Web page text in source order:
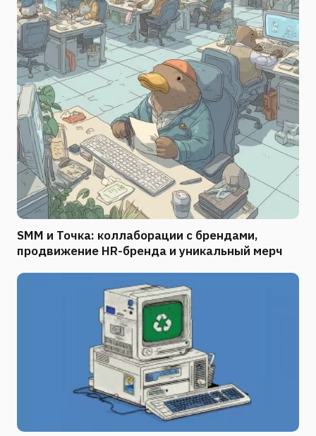
SMM и Точка: коллаборации с брендами,
продвижение HR-бренда и уникальный мерч